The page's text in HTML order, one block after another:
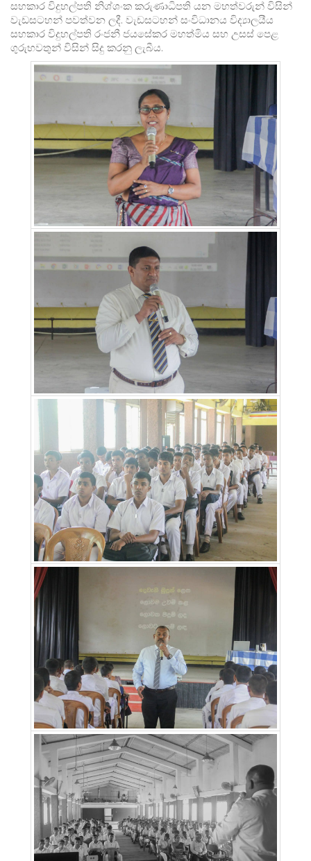
සහකාර විදුහල්පති නිශ්ශංක කරුණාධිපති යන මහත්වරුන් විසින්
වැඩසටහන් පවත්වන ලදී. වැඩසටහන් සංවිධානය විද්‍යාලයීය
සහකාර විදුහල්පති රංජනී ජයසේකර මහත්මිය සහ උසස් පෙළ
ගුරුභවතුන් විසින් සිදු කරනු ලැබීය.